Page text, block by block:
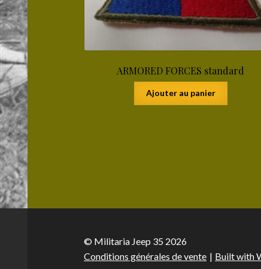
ARMORED FORCES standard
Ajouter au panier
© Militaria Jeep 35 2026
Conditions générales de vente
Built with